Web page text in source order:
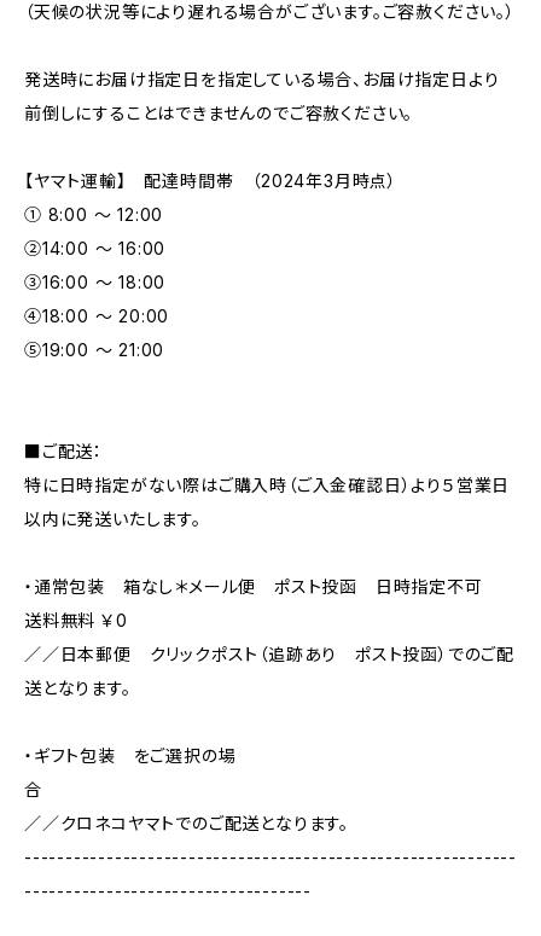
（天候の状況等により遅れる場合がございます。ご容赦ください。）
発送時にお届け指定日を指定している場合、お届け指定日より
前倒しにすることはできませんのでご容赦ください。
【ヤマト運輸】 配達時間帯 （2024年3月時点）
① 8:00 ～ 12:00
②14:00 ～ 16:00
③16:00 ～ 18:00
④18:00 ～ 20:00
⑤19:00 ～ 21:00
■ご配送：
特に日時指定がない際はご購入時（ご入金確認日）より５営業日
以内に発送いたします。
・通常包装 箱なし＊メール便 ポスト投函 日時指定不可
送料無料 ￥0
／／日本郵便 クリックポスト（追跡あり ポスト投函）でのご配
送となります。
・ギフト包装 をご選択の場
合
／／クロネコヤマトでのご配送となります。
------------------------------------------------------------
-----------------------------------